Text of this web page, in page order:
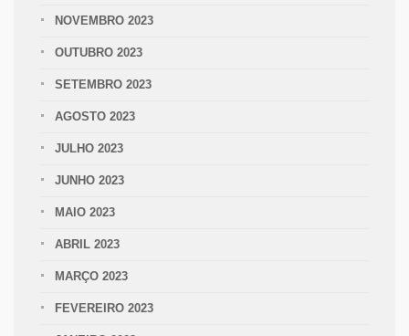
NOVEMBRO 2023
OUTUBRO 2023
SETEMBRO 2023
AGOSTO 2023
JULHO 2023
JUNHO 2023
MAIO 2023
ABRIL 2023
MARÇO 2023
FEVEREIRO 2023